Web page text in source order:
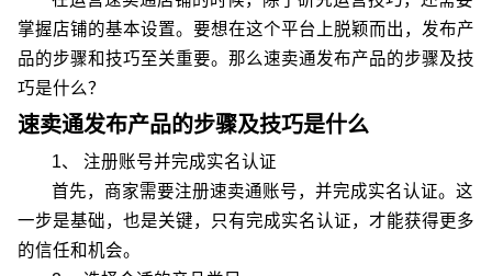
掌握店铺的基本设置。要想在这个平台上脱颖而出，发布产
品的步骤和技巧至关重要。那么速卖通发布产品的步骤及技
巧是什么？
速卖通发布产品的步骤及技巧是什么
1、 注册账号并完成实名认证
首先，商家需要注册速卖通账号，并完成实名认证。这
一步是基础，也是关键，只有完成实名认证，才能获得更多
的信任和机会。